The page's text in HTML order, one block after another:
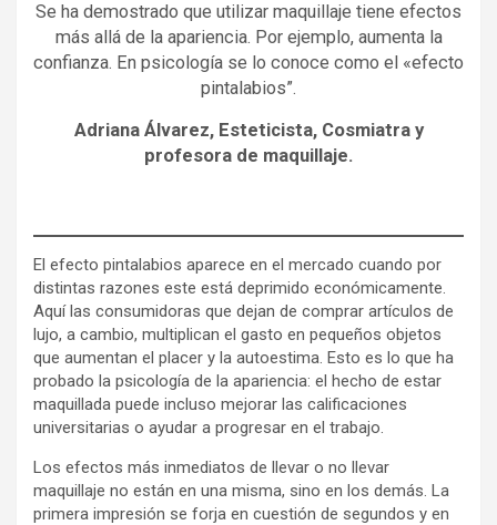
Se ha demostrado que utilizar maquillaje tiene efectos
más allá de la apariencia. Por ejemplo, aumenta la
confianza. En psicología se lo conoce como el «efecto
pintalabios”.
Adriana Álvarez, Esteticista, Cosmiatra y
profesora de maquillaje.
El efecto pintalabios aparece en el mercado cuando por
distintas razones este está deprimido económicamente.
Aquí las consumidoras que dejan de comprar artículos de
lujo, a cambio, multiplican el gasto en pequeños objetos
que aumentan el placer y la autoestima. Esto es lo que ha
probado la psicología de la apariencia: el hecho de estar
maquillada puede incluso mejorar las calificaciones
universitarias o ayudar a progresar en el trabajo.
Los efectos más inmediatos de llevar o no llevar
maquillaje no están en una misma, sino en los demás. La
primera impresión se forja en cuestión de segundos y en